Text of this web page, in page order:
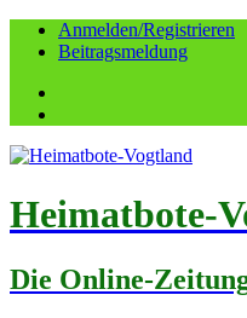
Anmelden/Registrieren
Beitragsmeldung
Heimatbote-
Die Online-